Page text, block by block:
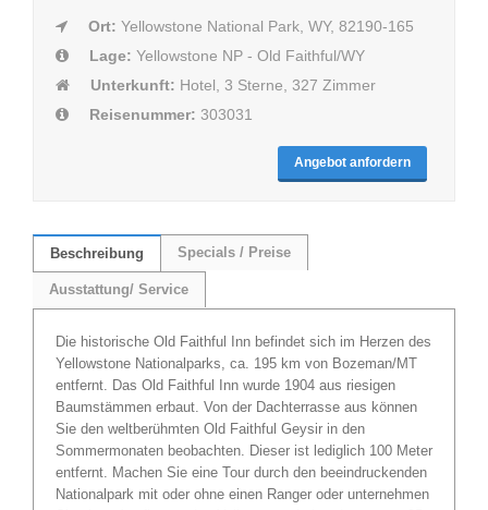
Ort: Yellowstone National Park, WY, 82190-165
Lage: Yellowstone NP - Old Faithful/WY
Unterkunft: Hotel, 3 Sterne, 327 Zimmer
Reisenummer: 303031
Angebot anfordern
Beschreibung Specials / Preise
Ausstattung/ Service
Die historische Old Faithful Inn befindet sich im Herzen des
Yellowstone Nationalparks, ca. 195 km von Bozeman/MT
entfernt. Das Old Faithful Inn wurde 1904 aus riesigen
Baumstämmen erbaut. Von der Dachterrasse aus können
Sie den weltberühmten Old Faithful Geysir in den
Sommermonaten beobachten. Dieser ist lediglich 100 Meter
entfernt. Machen Sie eine Tour durch den beeindruckenden
Nationalpark mit oder ohne einen Ranger oder unternehmen